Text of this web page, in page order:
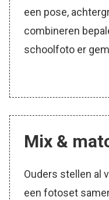
een pose,
combineren
schoolfoto er
Mix &
Ouders stellen al
een fotoset